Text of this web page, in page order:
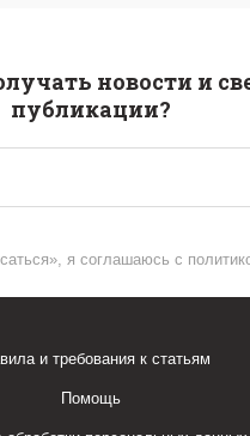
новости и
публикации?
я соглашаюсь с
и требования к статьям
Помощь